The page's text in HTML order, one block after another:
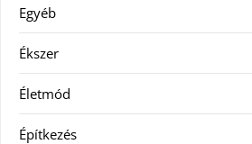
Egyéb
Ékszer
Életmód
Építkezés